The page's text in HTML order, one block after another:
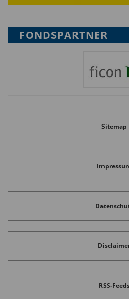
die Folgen des
schädliche Treibhausgas-
Wacker Neuson:
FONDSPARTNER
Sitemap
RSS-